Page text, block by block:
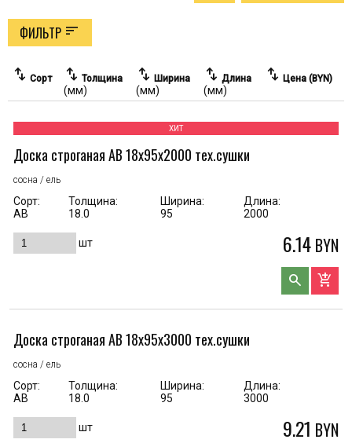
ФИЛЬТР sort
swap_vert Сорт swap_vert Толщина
(мм)
swap_vert Ширина
(мм)
swap_vert Длина
(мм)
swap_vert Цена (BYN)
ХИТ
Доска строганая AB 18x95x2000 тех.сушки
сосна / ель
Сорт:
АВ
Толщина:
18.0
Ширина:
95
Длина:
2000
шт 6.14 BYN
search add_shopping_cart
Доска строганая AB 18x95x3000 тех.сушки
сосна / ель
Сорт:
АВ
Толщина:
18.0
Ширина:
95
Длина:
3000
шт 9.21 BYN